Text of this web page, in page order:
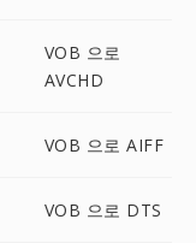
VOB 으로
AVCHD
VOB 으로 AIFF
VOB 으로 DTS